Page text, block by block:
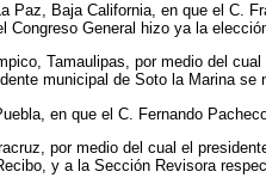
Paz, Baja California, en que el C.
Congreso General hizo ya la
Tamaulipas, por medio del
municipal de Soto la Marina
en que el C. Fernando
por medio del cual el
y a la Sección Revisora